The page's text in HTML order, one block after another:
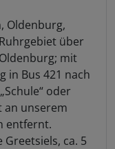
Oldenburg,
über
mit
in Bus 421 nach
oder
an unserem
entfernt.
Greetsiels, ca. 5